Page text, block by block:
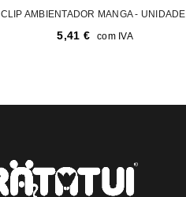
CLIP AMBIENTADOR MANGA - UNIDADE
5,41 € com IVA